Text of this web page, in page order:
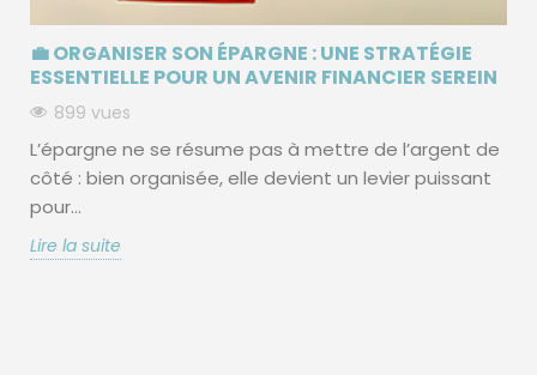
💼 ORGANISER SON ÉPARGNE : UNE STRATÉGIE
ESSENTIELLE POUR UN AVENIR FINANCIER SEREIN
899 vues
L’épargne ne se résume pas à mettre de l’argent de
côté : bien organisée, elle devient un levier puissant
pour...
Lire la suite